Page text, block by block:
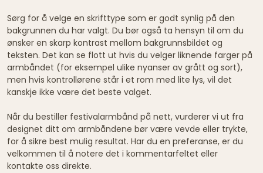
Sørg for å velge en skrifttype som er godt synlig på den
bakgrunnen du har valgt. Du bør også ta hensyn til om du
ønsker en skarp kontrast mellom bakgrunnsbildet og
teksten. Det kan se flott ut hvis du velger liknende farger på
armbåndet (for eksempel ulike nyanser av grått og sort),
men hvis kontrollørene står i et rom med lite lys, vil det
kanskje ikke være det beste valget.
Når du bestiller festivalarmbånd på nett, vurderer vi ut fra
designet ditt om armbåndene bør være vevde eller trykte,
for å sikre best mulig resultat. Har du en preferanse, er du
velkommen til å notere det i kommentarfeltet eller
kontakte oss direkte.